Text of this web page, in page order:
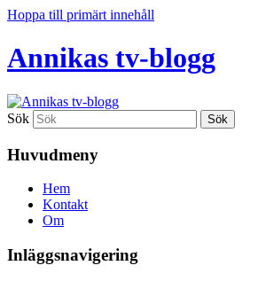
Hoppa till primärt innehåll
Annikas tv-blogg
Sök
Huvudmeny
Hem
Kontakt
Om
Inläggsnavigering